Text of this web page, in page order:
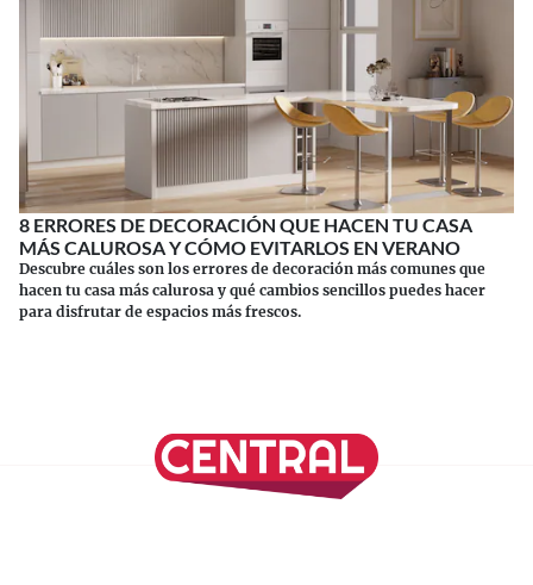
8 ERRORES DE DECORACIÓN QUE HACEN TU CASA
MÁS CALUROSA Y CÓMO EVITARLOS EN VERANO
Descubre cuáles son los errores de decoración más comunes que
hacen tu casa más calurosa y qué cambios sencillos puedes hacer
para disfrutar de espacios más frescos.